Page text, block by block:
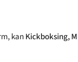
kan Kickboksing,